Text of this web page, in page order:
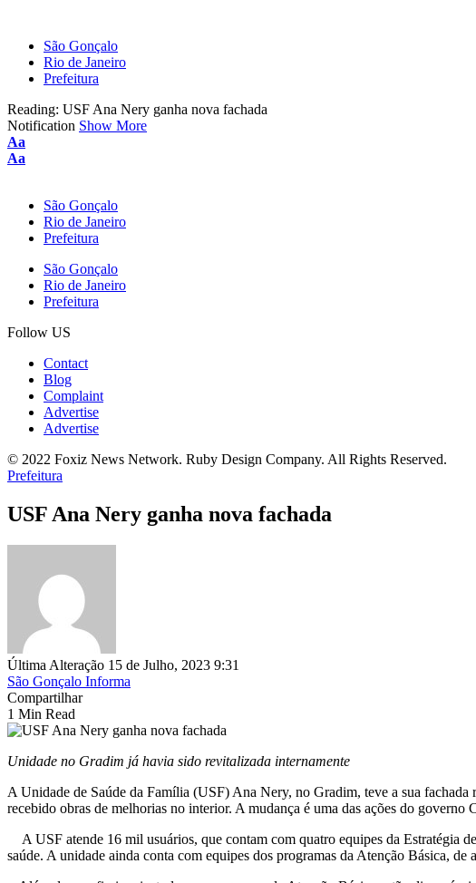
São Gonçalo
Rio de Janeiro
Prefeitura
Reading: USF Ana Nery ganha nova fachada
Notification Show More
Font
Resizer
Aa
Font
Aa
São Gonçalo
Rio de Janeiro
Prefeitura
São Gonçalo
Rio de Janeiro
Prefeitura
Follow US
Contact
Blog
Complaint
Advertise
Advertise
© 2022 Foxiz News Network. Ruby Design Company. All Rights Reserved.
Prefeitura
USF Ana Nery ganha nova fachada
Última Alteração 15 de Julho, 2023 9:31
São Gonçalo Informa
Compartilhar
1 Min Read
Unidade no Gradim já havia sido revitalizada internamente
A Unidade de Saúde da Família (USF) Ana Nery, no Gradim, teve a sua
recebido obras de melhorias no interior. A mudança é uma das ações do governo
A USF atende 16 mil usuários, que contam com quatro equipes da Estratégia
saúde. A unidade ainda conta com equipes dos programas da Atenção Básica, de